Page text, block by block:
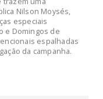
Nilson Moysés,
especiais
e Domingos de
espalhadas
da campanha.